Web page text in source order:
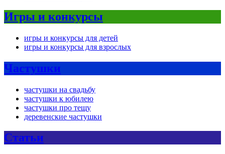
Игры и конкурсы
игры и конкурсы для детей
игры и конкурсы для взрослых
Частушки
частушки на свадьбу
частушки к юбилею
частушки про тещу
деревенские частушки
Статьи